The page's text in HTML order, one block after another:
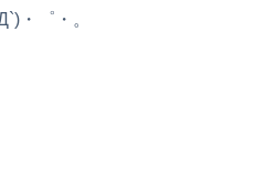
・゜・。